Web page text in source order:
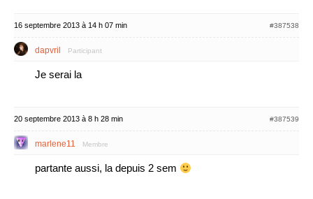
16 septembre 2013 à 14 h 07 min #387538
dapvril Participant
Je serai la
20 septembre 2013 à 8 h 28 min #387539
marlene11 Membre
partante aussi, la depuis 2 sem